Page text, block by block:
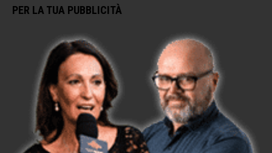
PER LA TUA PUBBLICITÀ